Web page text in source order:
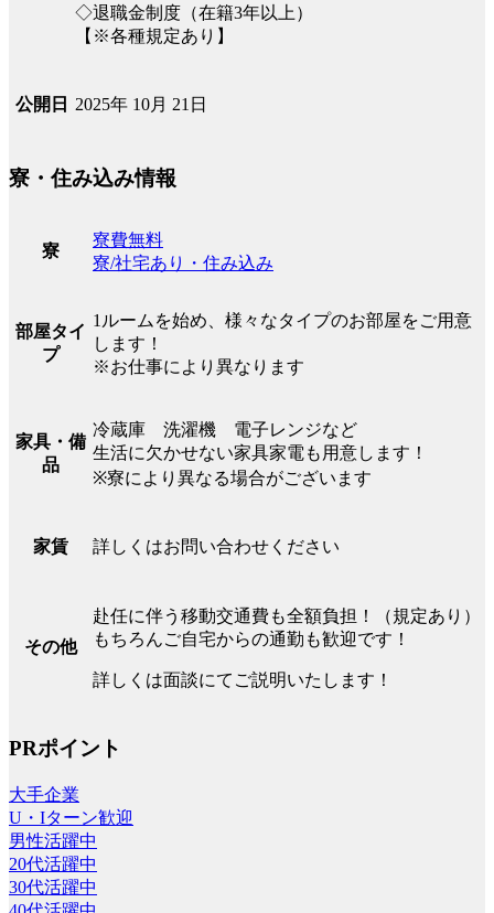
◇退職金制度（在籍3年以上）
【※各種規定あり】
公開日 2025年 10月 21日
寮・住み込み情報
寮
寮費無料
寮/社宅あり・住み込み
部屋タイ
プ
1ルームを始め、様々なタイプのお部屋をご用意
します！
※お仕事により異なります
家具・備
品
冷蔵庫 洗濯機 電子レンジなど
生活に欠かせない家具家電も用意します！
※寮により異なる場合がございます
家賃 詳しくはお問い合わせください
その他
赴任に伴う移動交通費も全額負担！（規定あり）
もちろんご自宅からの通勤も歓迎です！
詳しくは面談にてご説明いたします！
PRポイント
大手企業
U・Iターン歓迎
男性活躍中
20代活躍中
30代活躍中